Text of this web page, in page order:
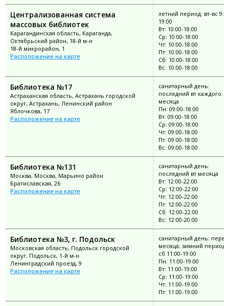
Централизованная система
массовых библиотек
Карагандинская область, Караганда,
Октябрьский район, 18-й м-н
18-й микрорайон, 1
Расположение на карте
летний период: вт-вс
19:00
Вт: 10:00-18:00
Ср: 10:00-18:00
Чт: 10:00-18:00
Пт: 10:00-18:00
Сб: 10:00-18:00
Вс: 10:00-18:00
Библиотека №17
Астраханская область, Астрахань городской
округ, Астрахань, Ленинский район
Яблочкова, 17
Расположение на карте
санитарный день:
последний вт каждого
месяца
Пн: 09:00-18:00
Вт: 09:00-18:00
Ср: 09:00-18:00
Чт: 09:00-18:00
Пт: 09:00-18:00
Вс: 09:00-18:00
Библиотека №131
Москва, Москва, Марьино район
Братиславская, 26
Расположение на карте
санитарный день:
последний вт месяца
Вт: 12:00-22:00
Ср: 12:00-22:00
Чт: 12:00-22:00
Пт: 12:00-22:00
Сб: 12:00-22:00
Вс: 12:00-20:00
Библиотека №3, г. Подольск
Московская область, Подольск городской
округ, Подольск, 1-й м-н
Ленинградский проезд, 9
Расположение на карте
санитарный день:
месяца; зимний период:
сб 11:00-19:00
Пн: 11:00-19:00
Вт: 11:00-19:00
Ср: 11:00-19:00
Чт: 11:00-19:00
Пт: 11:00-19:00